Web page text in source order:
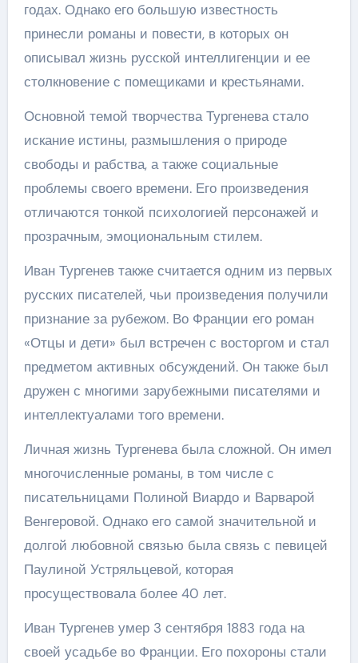
годах. Однако его большую известность
принесли романы и повести, в которых он
описывал жизнь русской интеллигенции и ее
столкновение с помещиками и крестьянами.
Основной темой творчества Тургенева стало
искание истины, размышления о природе
свободы и рабства, а также социальные
проблемы своего времени. Его произведения
отличаются тонкой психологией персонажей и
прозрачным, эмоциональным стилем.
Иван Тургенев также считается одним из первых
русских писателей, чьи произведения получили
признание за рубежом. Во Франции его роман
«Отцы и дети» был встречен с восторгом и стал
предметом активных обсуждений. Он также был
дружен с многими зарубежными писателями и
интеллектуалами того времени.
Личная жизнь Тургенева была сложной. Он имел
многочисленные романы, в том числе с
писательницами Полиной Виардо и Варварой
Венгеровой. Однако его самой значительной и
долгой любовной связью была связь с певицей
Паулиной Устряльцевой, которая
просуществовала более 40 лет.
Иван Тургенев умер 3 сентября 1883 года на
своей усадьбе во Франции. Его похороны стали